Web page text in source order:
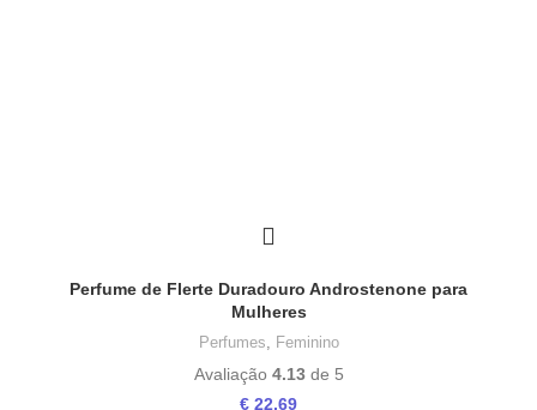
Perfume de Flerte Duradouro Androstenone para
Mulheres
Perfumes, Feminino
Avaliação 4.13de 5
€ 22,69